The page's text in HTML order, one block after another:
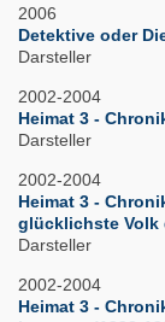
2006
Detektive oder
Darsteller
2002-2004
Heimat 3 -
Darsteller
2002-2004
Heimat 3 -
glücklichste Volk
Darsteller
2002-2004
Heimat 3 -